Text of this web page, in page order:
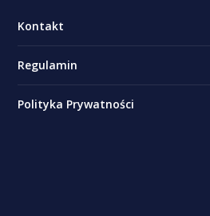
Kontakt
Regulamin
Polityka Prywatności